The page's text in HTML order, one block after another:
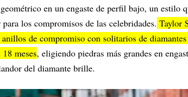
en un engaste de perfil bajo, un estilo
los compromisos de las celebridades. Taylor
de compromiso con solitarios de
meses, eligiendo piedras más grandes en
del diamante brille.